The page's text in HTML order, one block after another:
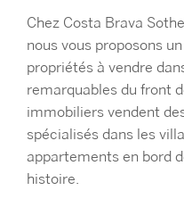
Chez Costa Brava
nous vous proposons
propriétés à vendre
remarquables du front
immobiliers vendent
spécialisés dans les
appartements en bord
histoire.